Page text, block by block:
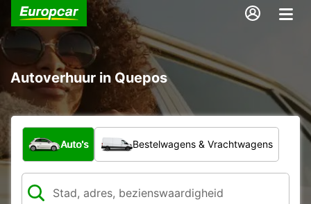
Autoverhuur in Quepos
Welk type voertuig?
Auto's Bestelwagens & Vrachtwagens